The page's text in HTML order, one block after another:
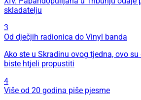
skladatelju
3
Od dječjih radionica do Vinyl banda
Ako ste u Skradinu ovog tjedna, ovo
biste htjeli propustiti
4
Više od 20 godina piše pjesme